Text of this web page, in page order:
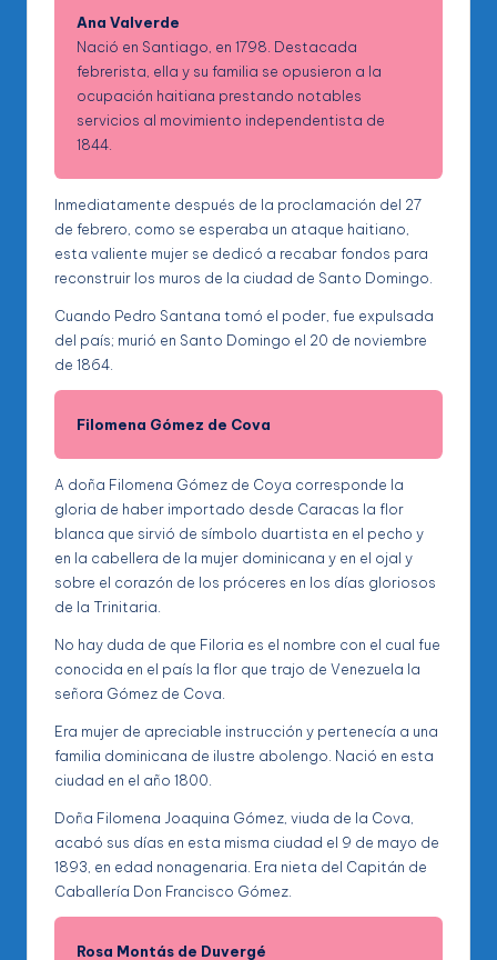
Ana Valverde
Nació en Santiago, en 1798. Destacada
febrerista, ella y su familia se opusieron a la
ocupación haitiana prestando notables
servicios al movimiento independentista de
1844.
Inmediatamente después de la proclamación del 27
de febrero, como se esperaba un ataque haitiano,
esta valiente mujer se dedicó a recabar fondos para
reconstruir los muros de la ciudad de Santo Domingo.
Cuando Pedro Santana tomó el poder, fue expulsada
del país; murió en Santo Domingo el 20 de noviembre
de 1864.
Filomena Gómez de Cova
A doña Filomena Gómez de Coya corresponde la
gloria de haber importado desde Caracas la flor
blanca que sirvió de símbolo duartista en el pecho y
en la cabellera de la mujer dominicana y en el ojal y
sobre el corazón de los próceres en los días gloriosos
de la Trinitaria.
No hay duda de que Filoria es el nombre con el cual fue
conocida en el país la flor que trajo de Venezuela la
señora Gómez de Cova.
Era mujer de apreciable instrucción y pertenecía a una
familia dominicana de ilustre abolengo. Nació en esta
ciudad en el año 1800.
Doña Filomena Joaquina Gómez, viuda de la Cova,
acabó sus días en esta misma ciudad el 9 de mayo de
1893, en edad nonagenaria. Era nieta del Capitán de
Caballería Don Francisco Gómez.
Rosa Montás de Duvergé